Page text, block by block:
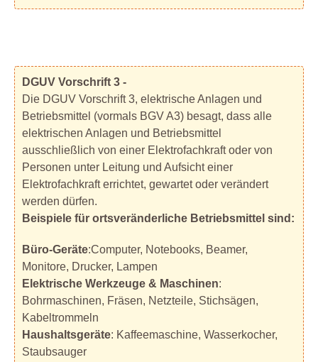
DGUV Vorschrift 3 -
Die DGUV Vorschrift 3, elektrische Anlagen und
Betriebsmittel (vormals BGV A3) besagt, dass alle
elektrischen Anlagen und Betriebsmittel
ausschließlich von einer Elektrofachkraft oder von
Personen unter Leitung und Aufsicht einer
Elektrofachkraft errichtet, gewartet oder verändert
werden dürfen.
Beispiele für ortsveränderliche Betriebsmittel sind:
Büro-Geräte:Computer, Notebooks, Beamer,
Monitore, Drucker, Lampen
Elektrische Werkzeuge & Maschinen:
Bohrmaschinen, Fräsen, Netzteile, Stichsägen,
Kabeltrommeln
Haushaltsgeräte: Kaffeemaschine, Wasserkocher,
Staubsauger